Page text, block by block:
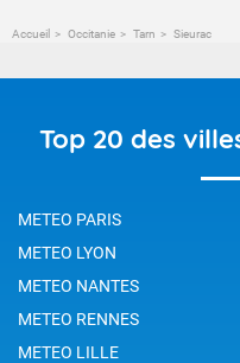
Accueil Occitanie Tarn Sieurac
Top 20 des
METEO PARIS
METEO LYON
METEO NANTES
METEO RENNES
METEO LILLE